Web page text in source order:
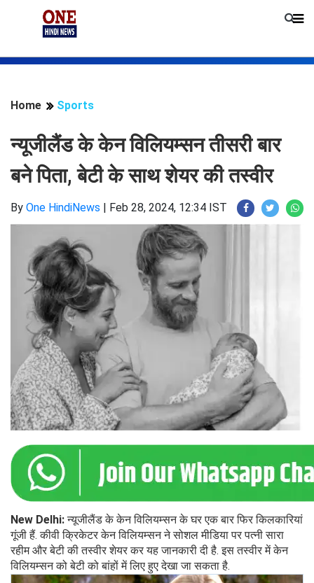
Home Sports
न्यूजीलैंड के केन विलियम्सन तीसरी बार
बने पिता, बेटी के साथ शेयर की तस्वीर
By One HindiNews | Feb 28, 2024, 12:34 IST
New Delhi:न्यूजीलैंड के केन विलियम्सन के घर एक बार फिर किलकारियां
गूंजी हैं. कीवी क्रिकेटर केन विलियम्सन ने सोशल मीडिया पर पत्नी सारा
रहीम और बेटी की तस्वीर शेयर कर यह जानकारी दी है. इस तस्वीर में केन
विलियम्सन को बेटी को बांहों में लिए हुए देखा जा सकता है.